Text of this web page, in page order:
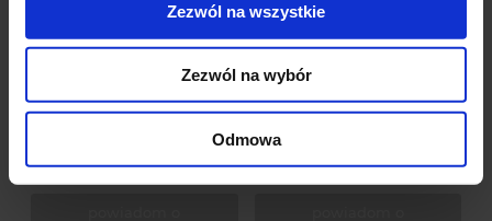
Zezwól na wszystkie
Zezwól na wybór
Odmowa
222 oceny
roślin ozdobnych
222 oceny
34,90 zł